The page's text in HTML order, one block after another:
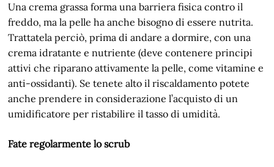
Una crema grassa forma una barriera fisica contro il
freddo, ma la pelle ha anche bisogno di essere nutrita.
Trattatela perciò, prima di andare a dormire, con una
crema idratante e nutriente (deve contenere principi
attivi che riparano attivamente la pelle, come vitamine e
anti-ossidanti). Se tenete alto il riscaldamento potete
anche prendere in considerazione l’acquisto di un
umidificatore per ristabilire il tasso di umidità.
Fate regolarmente lo scrub